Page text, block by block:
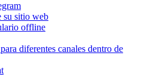
su sitio web
offline
diferentes canales dentro de